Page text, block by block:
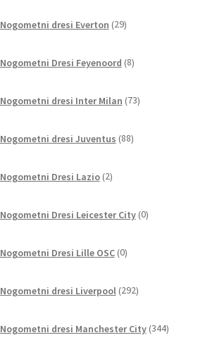
Nogometni dresi Everton 29izdelkov
Nogometni Dresi Feyenoord 8izdelkov
Nogometni dresi Inter Milan 73izdelkov
Nogometni dresi Juventus 88izdelkov
Nogometni Dresi Lazio 2izdelka
Nogometni Dresi Leicester City 0izdelkov
Nogometni Dresi Lille OSC 0izdelkov
Nogometni dresi Liverpool 292izdelkov
Nogometni dresi Manchester City 344izdelkov